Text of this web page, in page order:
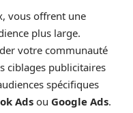
vous offrent une
plus large.
votre communauté
ciblages publicitaires
spécifiques
Adsou Google Ads.